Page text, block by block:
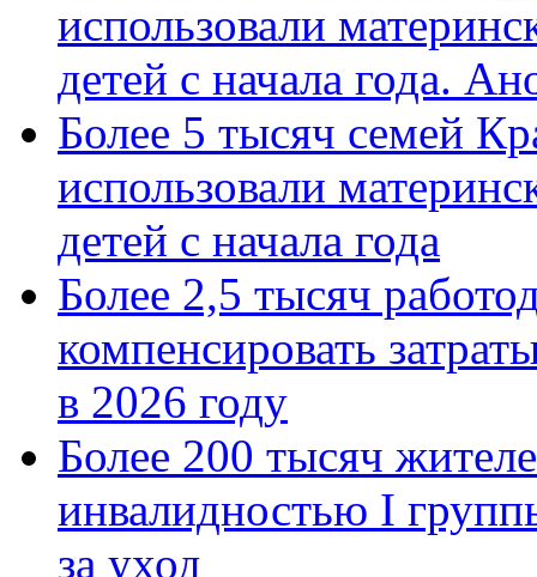
использовали
детей с начала года.
Более 5 тысяч семей
использовали
детей с начала года
Более 2,5 тысяч
компенсировать
в 2026 году
Более 200 тысяч
инвалидностью I
за уход